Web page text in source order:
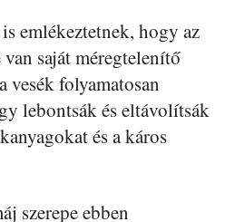
emlékeztetnek, hogy az
saját méregtelenítő
vesék folyamatosan
lebontsák és eltávolítsák
és a káros
szerepe ebben